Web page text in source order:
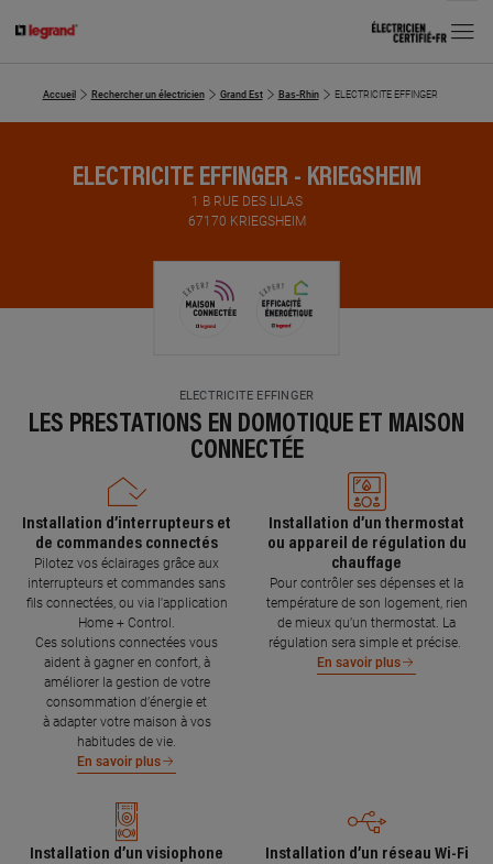
MENU
Accueil Rechercher un électricien Grand Est Bas-Rhin ELECTRICITE EFFINGER
ELECTRICITE EFFINGER - KRIEGSHEIM
1 B RUE DES LILAS
67170 KRIEGSHEIM
ELECTRICITE EFFINGER
LES PRESTATIONS EN DOMOTIQUE ET MAISON
CONNECTÉE
Installation d’interrupteurs et
de commandes connectés
Pilotez vos éclairages grâce aux
interrupteurs et commandes sans
fils connectées, ou via l'application
Home + Control.
Ces solutions connectées vous
aident à gagner en confort, à
améliorer la gestion de votre
consommation d’énergie et
à adapter votre maison à vos
habitudes de vie.
En savoir plus
Installation d’un thermostat
ou appareil de régulation du
chauffage
Pour contrôler ses dépenses et la
température de son logement, rien
de mieux qu’un thermostat. La
régulation sera simple et précise.
En savoir plus
Installation d’un visiophone
Installation d’un réseau Wi-Fi